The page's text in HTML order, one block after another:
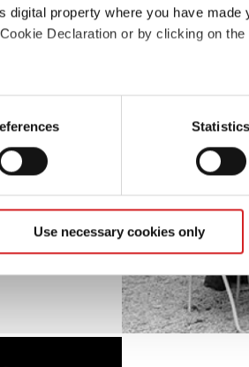
digital property where you have made
Declaration or by clicking on
location which can be accurate
it for specific characteristics
is processed and set your
our social media, advertising and
or that they’ve collected from
Statistics
Use necessary cookies only
jaar
de